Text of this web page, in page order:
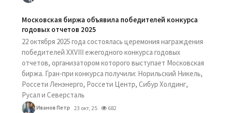
Московская биржа объявила победителей конкурса
годовых отчетов 2025
22 октября 2025 года состоялась церемония награждения
победителей XXVIII ежегодного конкурса годовых
отчетов, организатором которого выступает Московская
биржа. Гран-при конкурса получили: Норильский Никель,
Россети Ленэнерго, Россети Центр, Сибур Холдинг,
Русал и Северсталь
Иванов Петр 23 окт, 25 682